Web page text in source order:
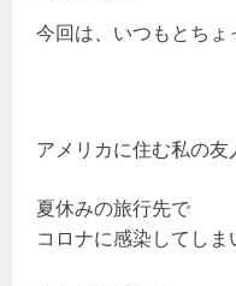
今回は、いつもとちょ
アメリカに住む私の友
夏休みの旅行先で
コロナに感染してしま